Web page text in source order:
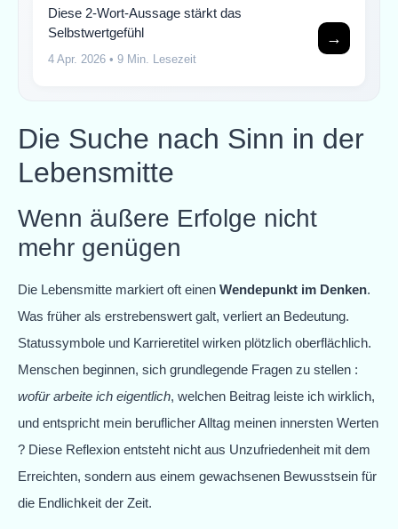
Diese 2-Wort-Aussage stärkt das
Selbstwertgefühl
4 Apr. 2026 • 9 Min. Lesezeit
→
Die Suche nach Sinn in der
Lebensmitte
Wenn äußere Erfolge nicht
mehr genügen
Die Lebensmitte markiert oft einen Wendepunkt im Denken.
Was früher als erstrebenswert galt, verliert an Bedeutung.
Statussymbole und Karrieretitel wirken plötzlich oberflächlich.
Menschen beginnen, sich grundlegende Fragen zu stellen :
wofür arbeite ich eigentlich, welchen Beitrag leiste ich wirklich,
und entspricht mein beruflicher Alltag meinen innersten Werten
? Diese Reflexion entsteht nicht aus Unzufriedenheit mit dem
Erreichten, sondern aus einem gewachsenen Bewusstsein für
die Endlichkeit der Zeit.